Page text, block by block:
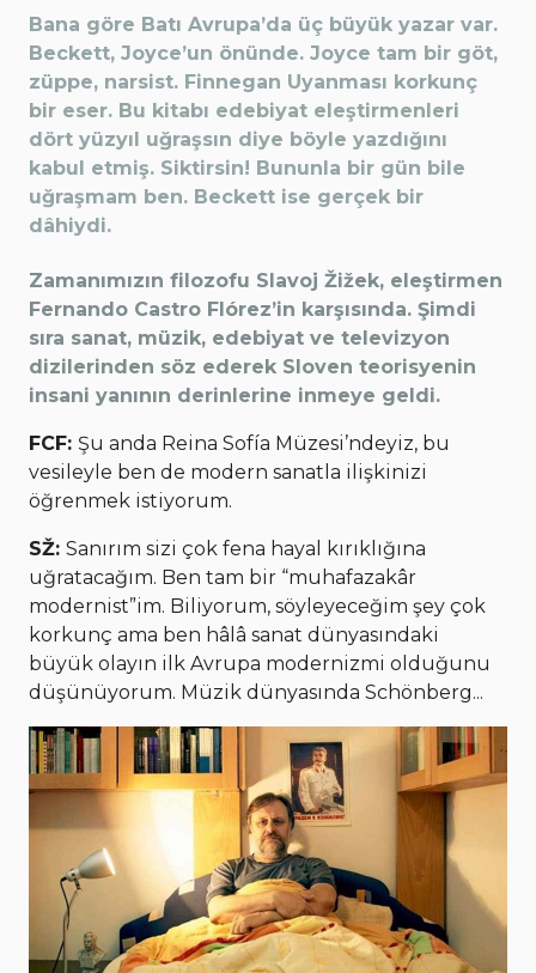
Bana göre Batı Avrupa’da üç büyük yazar var.
Beckett, Joyce’un önünde. Joyce tam bir göt,
züppe, narsist. Finnegan Uyanması korkunç
bir eser. Bu kitabı edebiyat eleştirmenleri
dört yüzyıl uğraşsın diye böyle yazdığını
kabul etmiş. Siktirsin! Bununla bir gün bile
uğraşmam ben. Beckett ise gerçek bir
dâhiydi.
Zamanımızın filozofu Slavoj Žižek, eleştirmen
Fernando Castro Flórez’in karşısında. Şimdi
sıra sanat, müzik, edebiyat ve televizyon
dizilerinden söz ederek Sloven teorisyenin
insani yanının derinlerine inmeye geldi.
FCF: Şu anda Reina Sofía Müzesi’ndeyiz, bu
vesileyle ben de modern sanatla ilişkinizi
öğrenmek istiyorum.
SŽ: Sanırım sizi çok fena hayal kırıklığına
uğratacağım. Ben tam bir “muhafazakâr
modernist”im. Biliyorum, söyleyeceğim şey çok
korkunç ama ben hâlâ sanat dünyasındaki
büyük olayın ilk Avrupa modernizmi olduğunu
düşünüyorum. Müzik dünyasında Schönberg...